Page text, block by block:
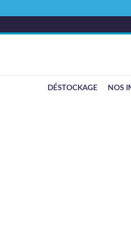
DÉSTOCKAGE NOS